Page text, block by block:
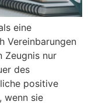
eine
Vereinbarungen
Zeugnis nur
des
positive
wenn sie